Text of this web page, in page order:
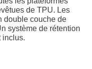
de TPU. Les
double couche de
système de rétention
inclus.